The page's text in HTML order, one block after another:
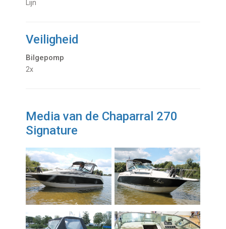
Lijn
Veiligheid
Bilgepomp
2x
Media van de Chaparral 270
Signature